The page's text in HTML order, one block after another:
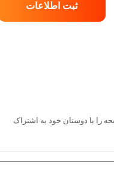
ثبت اطلاعات
را با دوستان خود به اشتراک